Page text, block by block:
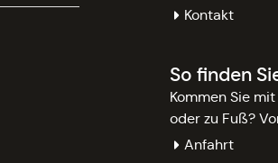
Kontakt
So finden
Kommen Sie
oder zu Fuß?
Anfahrt